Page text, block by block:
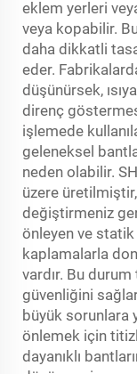
eklem yerleri
veya kopabilir.
daha dikkatli
eder.
düşünürsek,
direnç
işlemede
geleneksel
neden olabilir.
üzere üretilmiştir,
değiştirmeniz
önleyen ve
kaplamalarla
vardır. Bu
güvenliğini
büyük sorunlara
önlemek için
dayanıklı